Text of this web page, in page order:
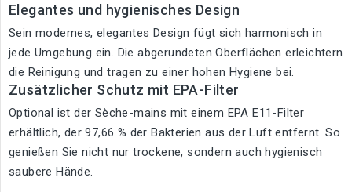
Elegantes und hygienisches Design
Sein modernes, elegantes Design fügt sich harmonisch in
jede Umgebung ein. Die abgerundeten Oberflächen erleichtern
die Reinigung und tragen zu einer hohen Hygiene bei.
Zusätzlicher Schutz mit EPA-Filter
Optional ist der Sèche-mains mit einem EPA E11-Filter
erhältlich, der 97,66 % der Bakterien aus der Luft entfernt. So
genießen Sie nicht nur trockene, sondern auch hygienisch
saubere Hände.